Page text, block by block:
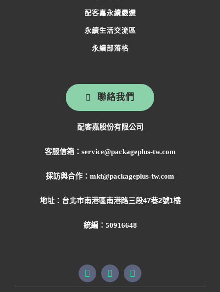
聯絡我們
配客嘉股份有限公司
客服信箱：service@packageplus-tw.com
採訪與合作：mkt@packageplus-tw.com
地址： 台北市南港區南港路三段47巷2號1樓
統編：50916648
配客嘉永續嚴選
永續生活交流區
永續部落格